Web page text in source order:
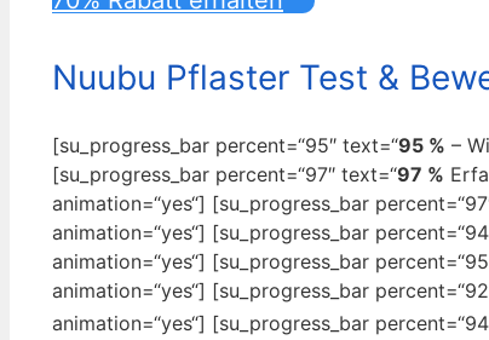
Nuubu Pflaster Test &
[su_progress_bar percent=“95″ text=“95 % –
[su_progress_bar percent=“97″ text=“97 %
animation=“yes“] [su_progress_bar
animation=“yes“] [su_progress_bar
animation=“yes“] [su_progress_bar
animation=“yes“] [su_progress_bar
animation=“yes“] [su_progress_bar